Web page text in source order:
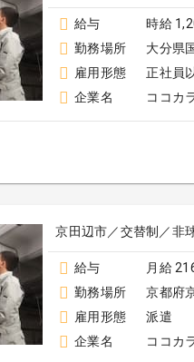
給与
時給
勤務場所
大分県
雇用形態
正社員
企業名
ココカ
京田辺市／交替制／非
給与
月給
勤務場所
京都府
雇用形態
派遣
企業名
ココカ